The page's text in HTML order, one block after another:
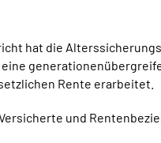
hat die
Rente erarbeitet.
und